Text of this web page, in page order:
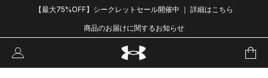
【最大75%OFF】シークレットセール開催中 ｜ 詳細はこちら
商品のお届けに関するお知らせ